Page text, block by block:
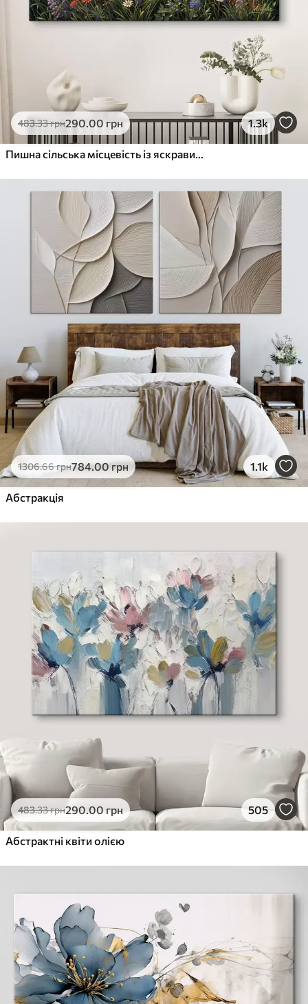
483.33грн290.00 грн 1.3k
Пишна сільська місцевість із яскравим лугом диких квітів, наповненим різнокольоровими квітами під хмарним небом
1306.66грн784.00грн 1.1k
Абстракція
483.33грн290.00грн 505
Абстрактні квіти олією